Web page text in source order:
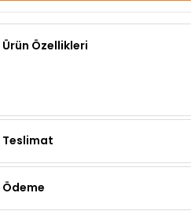
Ürün Özellikleri